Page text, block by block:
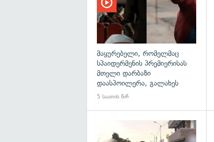
მაყურებელი, რომელმაც
სპაიდერმენის პრემიერისას
მთელი დარბაზი
დაასპოილერა, გალახეს
5 საათის წინ